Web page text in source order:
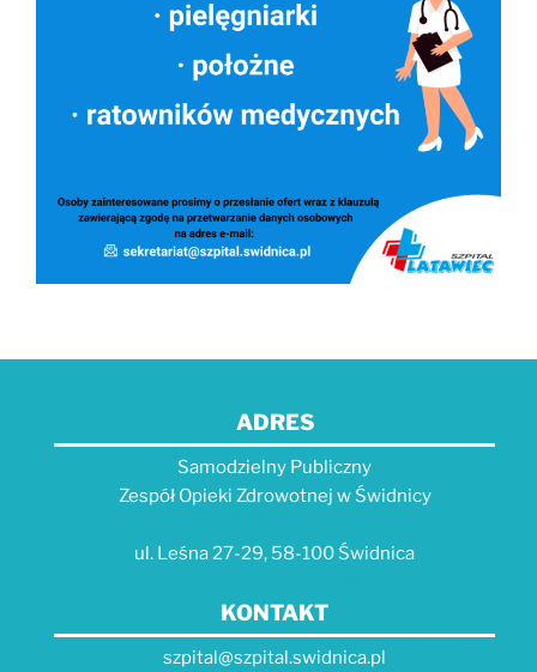
ADRES
Samodzielny Publiczny
Zespół Opieki Zdrowotnej w Świdnicy
ul. Leśna 27-29, 58-100 Świdnica
KONTAKT
szpital@szpital.swidnica.pl